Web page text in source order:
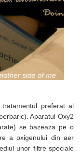
preferat al
Aparatul Oxy2
se bazeaza pe o
a oxigenului din aer
unor filtre speciale